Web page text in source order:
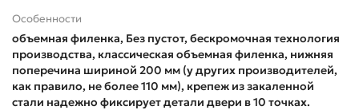
Особенности
объемная филенка, Без пустот, бескромочная технология
производства, классическая объемная филенка, нижняя
поперечина шириной 200 мм (у других производителей,
как правило, не более 110 мм), крепеж из закаленной
стали надежно фиксирует детали двери в 10 точках.